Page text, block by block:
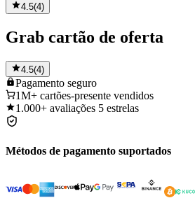
4.5(4)
Grab cartão de oferta
4.5(4)
Pagamento seguro
1M+ cartões-presente vendidos
1.000+ avaliações 5 estrelas
Métodos de pagamento suportados